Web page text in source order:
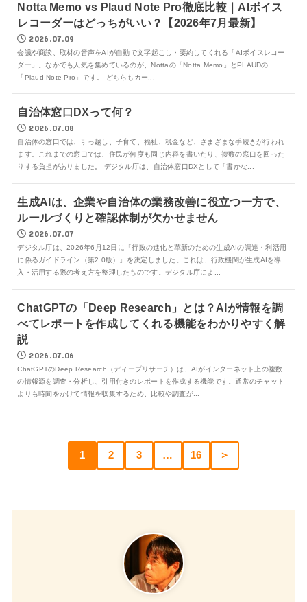
Notta Memo vs Plaud Note Pro徹底比較｜AIボイス
レコーダーはどっちがいい？【2026年7月最新】
2026.07.09
会議や商談、取材の音声をAIが自動で文字起こし・要約してくれる「AIボイスレコー
ダー」。なかでも人気を集めているのが、Nottaの「Notta Memo」とPLAUDの
「Plaud Note Pro」です。 どちらもカー...
自治体窓口DXって何？
2026.07.08
自治体の窓口では、引っ越し、子育て、福祉、税金など、さまざまな手続きが行われ
ます。これまでの窓口では、住民が何度も同じ内容を書いたり、複数の窓口を回った
りする負担がありました。 デジタル庁は、自治体窓口DXとして「書かな...
生成AIは、企業や自治体の業務改善に役立つ一方で、
ルールづくりと確認体制が欠かせません
2026.07.07
デジタル庁は、2026年6月12日に「行政の進化と革新のための生成AIの調達・利活用
に係るガイドライン（第2.0版）」を決定しました。これは、行政機関が生成AIを導
入・活用する際の考え方を整理したものです。デジタル庁によ...
ChatGPTの「Deep Research」とは？AIが情報を調
べてレポートを作成してくれる機能をわかりやすく解
説
2026.07.06
ChatGPTのDeep Research（ディープリサーチ）は、AIがインターネット上の複数
の情報源を調査・分析し、引用付きのレポートを作成する機能です。通常のチャット
よりも時間をかけて情報を収集するため、比較や調査が...
1 2 3 … 16 ＞